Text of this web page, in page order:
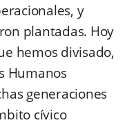
y
plantadas. Hoy
hemos divisado,
Humanos
generaciones
cívico